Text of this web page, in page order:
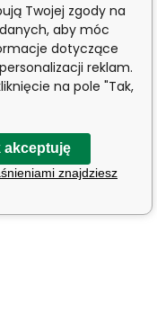
Twojej zgody na
aby móc
dotyczące
reklam.
na pole "Tak,
akceptuję
znajdziesz